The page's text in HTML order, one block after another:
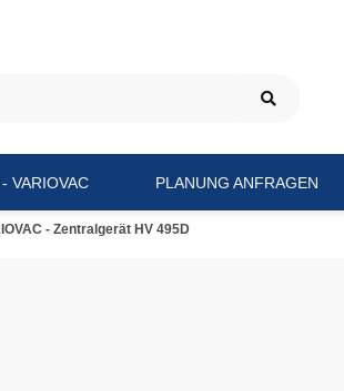
VARIOVAC PLANUNG ANFRAGEN
- Zentralgerät HV 495D